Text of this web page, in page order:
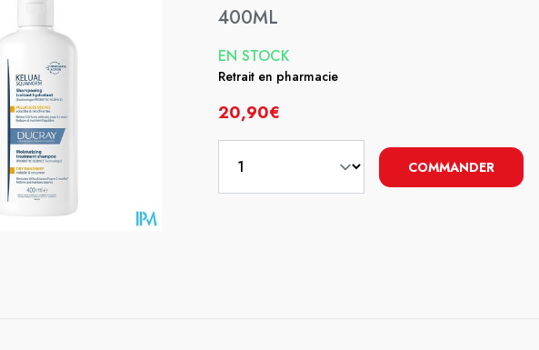
400ML
EN STOCK
Retrait en pharmacie
20,90€
COMMANDER